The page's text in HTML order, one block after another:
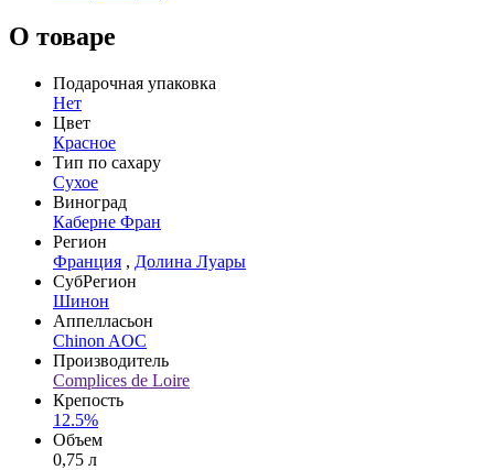
О товаре
Подарочная упаковка
Нет
Цвет
Красное
Тип по сахару
Сухое
Виноград
Каберне Фран
Регион
Франция , Долина Луары
СубРегион
Шинон
Аппелласьон
Chinon AOC
Производитель
Complices de Loire
Крепость
12.5%
Объем
0,75 л